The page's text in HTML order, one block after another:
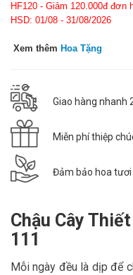
HF120 - Giảm 120.000đ đơn
HSD: 01/08 - 31/08/2026
Xem thêm Hoa Tặng
Giao hàng nhanh
Miễn phí thiệp
Đảm bảo hoa
Chậu Cây
111
Mỗi ngày đều là dịp để